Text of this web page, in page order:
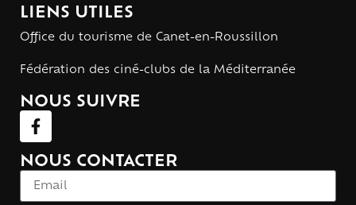
LIENS UTILES
Office du tourisme de Canet-en-Roussillon
Fédération des ciné-clubs de la Méditerranée
NOUS SUIVRE
NOUS CONTACTER